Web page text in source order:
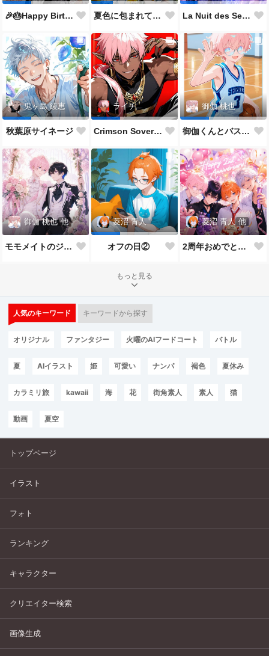
🎉🎂Happy Birthday 🎂🎉 夏色に包まれて🌻✨ La Nuit des Sept Étoiles
鬼ヶ島 綾恵
秋葉原サイネージ
ライチ
Crimson Sovereign👑
御伽 桃也
御伽くんとバスケ🏀
御伽 桃也 他
モモメイトのジューンブライド*:✨\( ॑˘ ॑◍\ 💒💍 ﾉ◍ ॑˘ ॑ )ﾉ✨:*
菱沼 青人
オフの日②
菱沼 青人 他
2周年おめでとうございます🎉🎂
もっと見る
人気のキーワード キーワードから探す
オリジナル ファンタジー 火曜のAIフードコート バトル
夏 AIイラスト 姫 可愛い ナンパ 褐色 夏休み
カラミリ旅 kawaii 海 花 街角素人 素人 猫
動画 夏空
トップページ
イラスト
フォト
ランキング
キャラクター
クリエイター検索
画像生成